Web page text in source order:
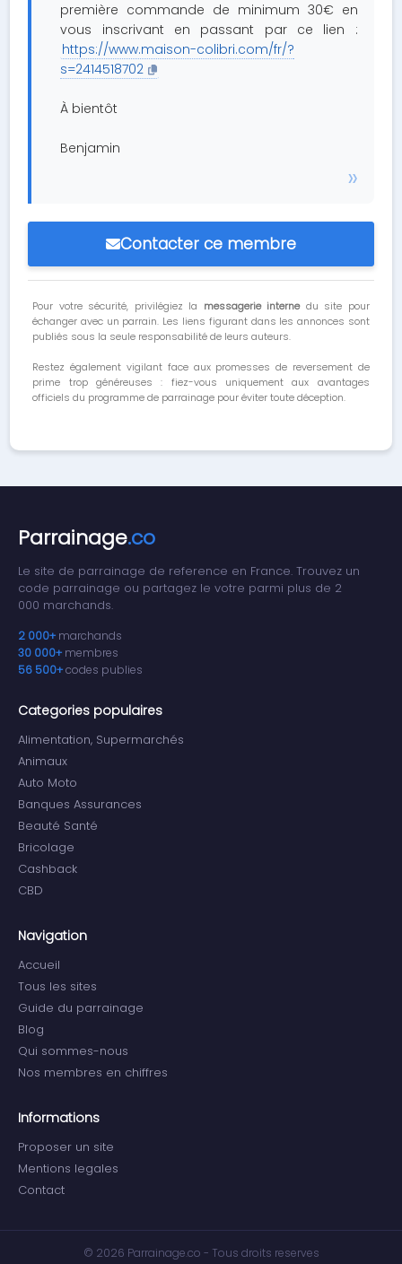
première commande de minimum 30€ en
vous inscrivant en passant par ce lien :
https://www.maison-colibri.com/fr/?
s=2414518702
À bientôt
Benjamin
Contacter ce membre
Pour votre sécurité, privilégiez la messagerie internedu site pour
échanger avec un parrain. Les liens figurant dans les annonces sont
publiés sous la seule responsabilité de leurs auteurs.
Restez également vigilant face aux promesses de reversement de
prime trop généreuses : fiez-vous uniquement aux avantages
officiels du programme de parrainage pour éviter toute déception.
Parrainage.co
Le site de parrainage de reference en France. Trouvez un
code parrainage ou partagez le votre parmi plus de 2
000 marchands.
2 000+ marchands
30 000+ membres
56 500+codes publies
Categories populaires
Alimentation, Supermarchés
Animaux
Auto Moto
Banques Assurances
Beauté Santé
Bricolage
Cashback
CBD
Navigation
Accueil
Tous les sites
Guide du parrainage
Blog
Qui sommes-nous
Nos membres en chiffres
Informations
Proposer un site
Mentions legales
Contact
© 2026 Parrainage.co - Tous droits reserves